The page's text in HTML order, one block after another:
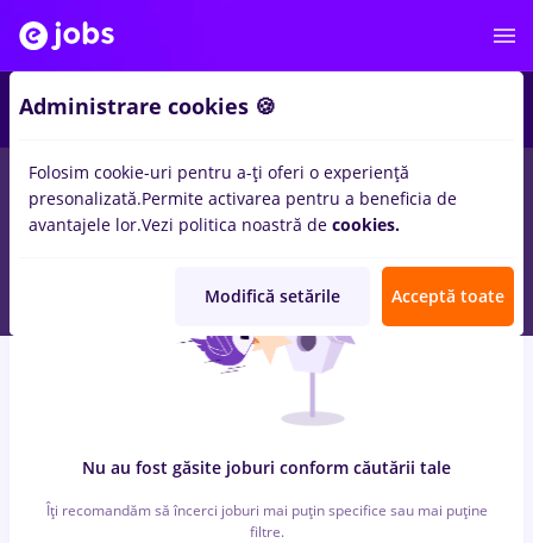
locuri de muncacu salarii vopsitor, Part timein
pentruFara experientainConstructii / Instalatii
Nu au fost găsite joburi conform căutării tale
Îți recomandăm să încerci joburi mai puțin specifice sau mai puține
filtre.
Administrare cookies 🍪
Folosim cookie-uri pentru a-ți oferi o experiență
presonalizată.Permite activarea pentru a beneficia de
avantajele lor.Vezi politica noastră de cookies.
Modifică setările Acceptă toate